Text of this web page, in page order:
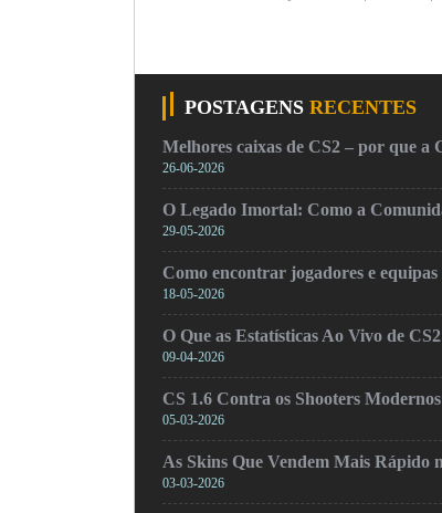
POSTAGENS RECENTES
Melhores caixas de CS2 – por que a
26-06-2026
O Legado Imortal: Como a
29-05-2026
Como encontrar jogadores e equipas
18-05-2026
O Que as Estatísticas Ao Vivo de
09-04-2026
CS 1.6 Contra os Shooters
05-03-2026
As Skins Que Vendem Mais Rápido
03-03-2026